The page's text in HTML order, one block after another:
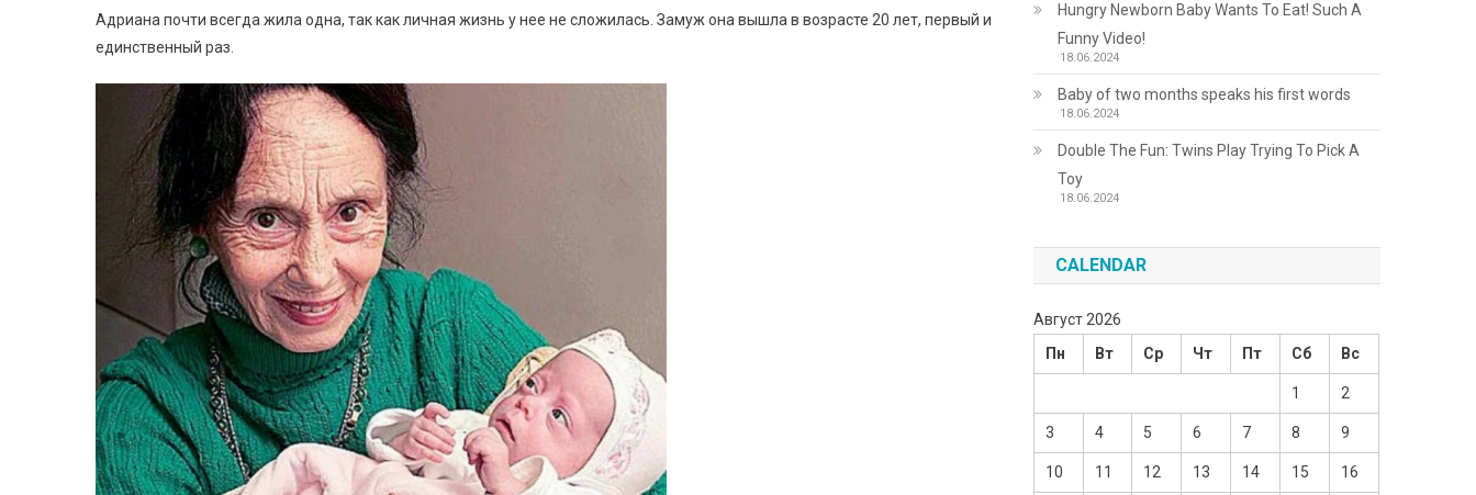
Адриана почти всегда жила одна, так как личная жизнь у нее не сложилась. Замуж она вышла в возрасте 20 лет, первый и
единственный раз.
Hungry Newborn Baby Wants To Eat! Such A
Funny Video!
18.06.2024
Baby of two months speaks his first words
18.06.2024
Double The Fun: Twins Play Trying To Pick A
Toy
18.06.2024
CALENDAR
Август 2026
Пн
Вт Ср Чт Пт Сб Вс
1 2
3 4 5 6 7 8 9
10 11 12 13 14 15 16